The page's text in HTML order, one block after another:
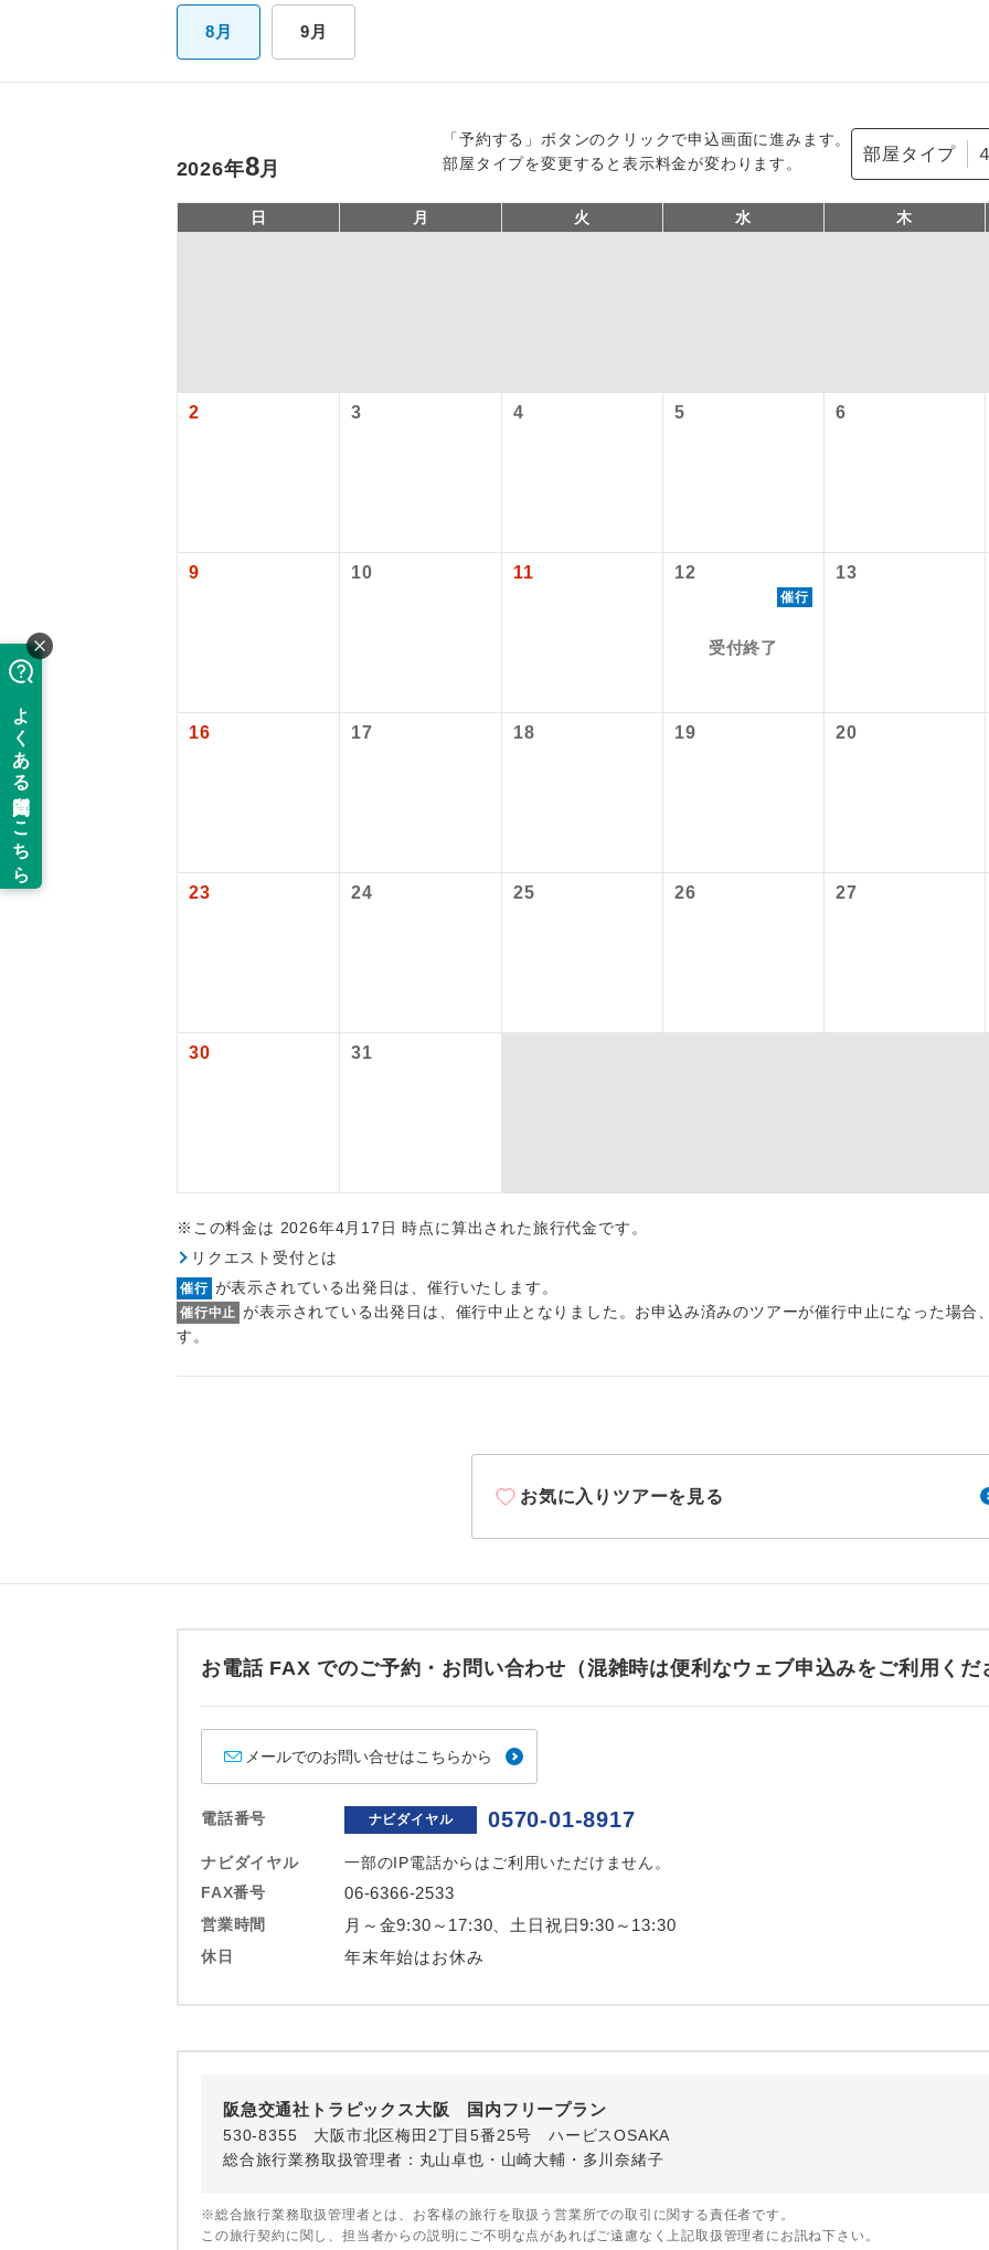
8月 9月
「予約する」ボタンのクリックで申込画面に進みます。
部屋タイプを変更すると表示料金が変わります。
部屋タイプ
2026年8月
日 月 火 水 木
2 3 4 5 6
9 10 11 12
催行
受付終了
13
16 17 18 19 20
23 24 25 26 27
30 31
※この料金は 2026年4月17日 時点に算出された旅行代金です。
リクエスト受付とは
催行 が表示されている出発日は、催行いたします。
催行中止 が表示されている出発日は、催行中止となりました。お申込み済みのツアーが催行中止になった場合
す。
お気に入りツアーを見る
お電話 FAX でのご予約・お問い合わせ（混雑時は便利なウェブ申込みをご利用くだ
メールでのお問い合せはこちらから
電話番号 ナビダイヤル 0570-01-8917
ナビダイヤル
一部のIP電話からはご利用いただけません。
FAX番号
06-6366-2533
営業時間 月～金9:30～17:30、土日祝日9:30～13:30
休日 年末年始はお休み
阪急交通社トラピックス大阪 国内フリープラン
530-8355 大阪市北区梅田2丁目5番25号 ハービスOSAKA
総合旅行業務取扱管理者：丸山卓也・山崎大輔・多川奈緒子
※総合旅行業務取扱管理者とは、お客様の旅行を取扱う営業所での取引に関する責任者です。
この旅行契約に関し、担当者からの説明にご不明な点があればご遠慮なく上記取扱管理者にお訊ね下さい。
【国内旅客施設使用料について】
アイコン 説明
往路出発空港（駅）から復路到着空港（駅）ま
世界遺産
スです。
露天風呂 ご宿泊ホテルに露天風呂が付いています。
1名様1室同代金 1名様1室利用でも追加料金がかからないコース
ご夫婦限定 ご夫婦限定でご参加いただけるコースです。
航空会社指定
ホテル指定
おひとり様バス2席利用 おひとり様でバス席を2席利⽤できます。